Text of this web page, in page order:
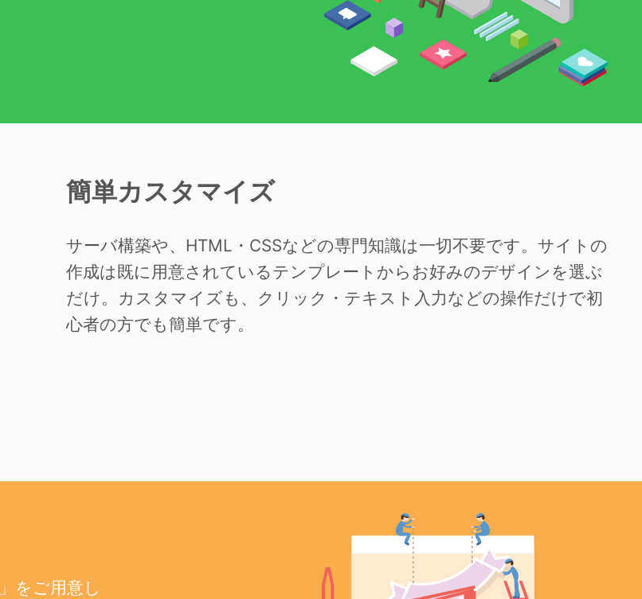
簡単カスタマイズ
サーバ構築や、HTML・CSSなどの専門知識は一切不要です。サイトの
作成は既に用意されているテンプレートからお好みのデザインを選ぶ
だけ。カスタマイズも、クリック・テキスト入力などの操作だけで初
心者の方でも簡単です。
をご用意し